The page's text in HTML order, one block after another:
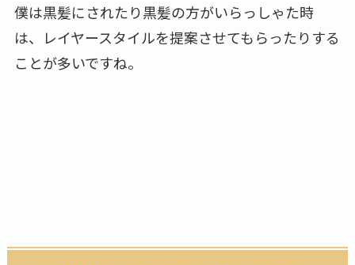
僕は黒髪にされたり黒髪の方がいらっしゃた時
は、レイヤースタイルを提案させてもらったりする
ことが多いですね。